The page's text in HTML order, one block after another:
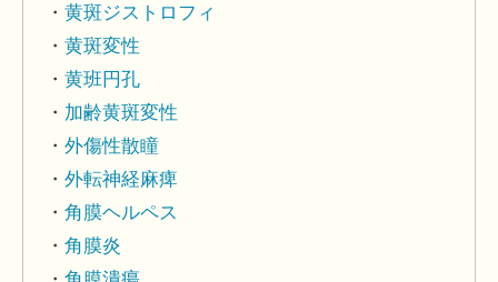
黄斑ジストロフィ
黄斑変性
黄班円孔
加齢黄斑変性
外傷性散瞳
外転神経麻痺
角膜ヘルペス
角膜炎